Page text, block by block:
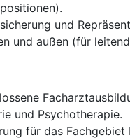
und
und außen (für
und Psychotherapie.
für das Fachgebiet